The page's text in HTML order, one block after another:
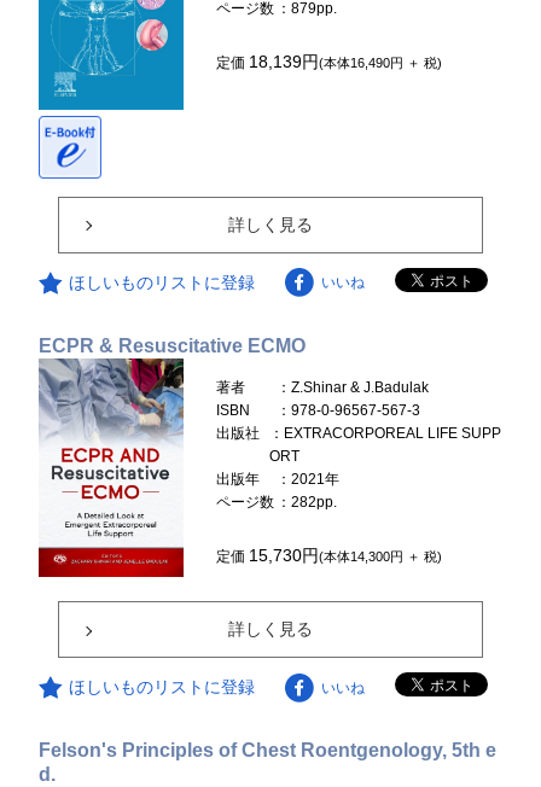
ページ数 ：879pp.
定価 18,139円(本体16,490円 ＋ 税)
詳しく見る
ほしいものリストに登録 いいね
ECPR & Resuscitative ECMO
著者
：Z.Shinar & J.Badulak
ISBN
：978-0-96567-567-3
出版社
：EXTRACORPOREAL LIFE SUPP
ORT
出版年
：2021年
ページ数 ：282pp.
定価 15,730円(本体14,300円 ＋ 税)
詳しく見る
ほしいものリストに登録 いいね
Felson's Principles of Chest Roentgenology, 5th e
d.